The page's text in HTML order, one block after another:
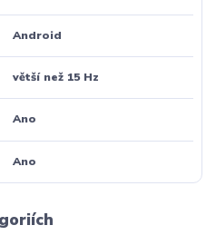
Android
větší než 15 Hz
Ano
Ano